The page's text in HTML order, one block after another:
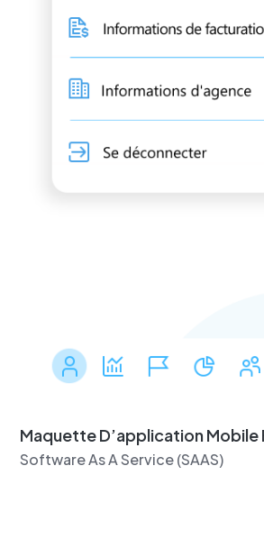
Maquette D’application Mobile
Software As A Service (SAAS)